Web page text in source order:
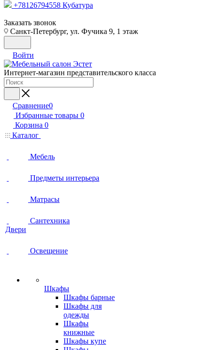
+78126794558 Кубатура
Заказать звонок
Санкт-Петербург, ул. Фучика 9, 1 этаж
Войти
Интернет-магазин представительского класса
Сравнение0
Избранные товары 0
Корзина 0
Каталог
Мебель
Предметы интерьера
Матрасы
Сантехника
Двери
Освещение
Шкафы
Шкафы барные
Шкафы для
одежды
Шкафы
книжные
Шкафы купе